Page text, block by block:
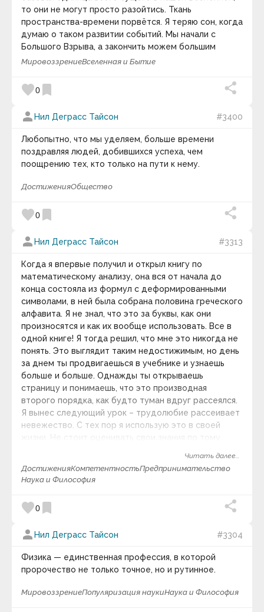
Александр Блок
Александр Васильевич Круглов
Александр Васильевич Суворов
Александр Владимирович Виленкин
Александр Вяземка
Александр Гарриевич Круглов
Александр Григорьевич Асмолов
Александр Дюма
Александр Лосев
Александр Македонский
Александр Марков
Александр Скрябин
Александра Коллонтай
Алексей Николаевич Леонтьев
Алексей Ремович Хохлов
Ален Маккензи
Алессандро д`Авения
Аль Квотион
Альбер Камю
Альберт Швейцер
Альберт Эйнштейн
Альфонс де Ламартин
Альфонс Карр
Альфред Адлер
Альфред Норт Уайтхед
Амброз Бирс
Амели Нотомб
Амелия Эрхарт
Амин Рейхани
Аминов Илья Исакович
Анаксагор
Анатолий Васильевич Луначарский
Анатоль Франс
Андре Конт-Спонвиль
Андре Моруа
Андрей Лаврухин
Андрей Линде
Анна Соколова
Анри-Фредерик Амьель
Антисфен
Антон Кемпинский
Антон Макаренко
Антон Рубинштейн
Антон Харевич
Аристипп
то они не могут просто разойтись. Ткань
пространства-времени порвётся. Я теряю сон, когда
думаю о таком развитии событий. Мы начали с
Большого Взрыва, а закончить можем большим
разрывом.
МировоззрениеВселенная и Бытие
favorite0 bookmark
person Нил Деграсс Тайсон #3400
Любопытно, что мы уделяем, больше времени
поздравляя людей, добившихся успеха, чем
поощрению тех, кто только на пути к нему.
ДостиженияОбщество
favorite0 bookmark
person Нил Деграсс Тайсон #3313
Когда я впервые получил и открыл книгу по
математическому анализу, она вся от начала до
конца состояла из формул с деформированными
символами, в ней была собрана половина греческого
алфавита. Я не знал, что это за буквы, как они
произносятся и как их вообще использовать. Все в
одной книге! Я тогда решил, что мне это никогда не
понять. Это выглядит таким недостижимым, но день
за днем ты продвигаешься в учебнике и узнаешь
больше и больше. Однажды ты открываешь
страницу и понимаешь, что это производная
второго порядка, как будто туман вдруг рассеялся.
Я вынес следующий урок – трудолюбие рассеивает
невежество. С тех пор я использую это в своей
Читать далее...
ДостиженияКомпетентностьПредпринимательство
Наука и Философия
favorite0 bookmark
person Нил Деграсс Тайсон #3304
Физика — единственная профессия, в которой
пророчество не только точное, но и рутинное.
МировоззрениеПопуляризация наукиНаука и Философия
Видео дня
59 : 00
Фотография дня
Если каждый человек на кусочке своей земли
сделал бы все, что он может, как прекрасна была
бы земля наша.
keyboard_arrow_down